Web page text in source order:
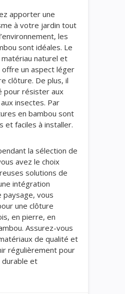
apporter une
à votre jardin tout
les
sont idéales. Le
naturel et
offre un aspect léger
clôture. De plus, il
résister aux
insectes. Par
en bambou sont
et faciles à installer.
la sélection de
avez le choix
solutions de
intégration
paysage, vous
une clôture
en pierre, en
Assurez-vous
de qualité et
régulièrement pour
durable et